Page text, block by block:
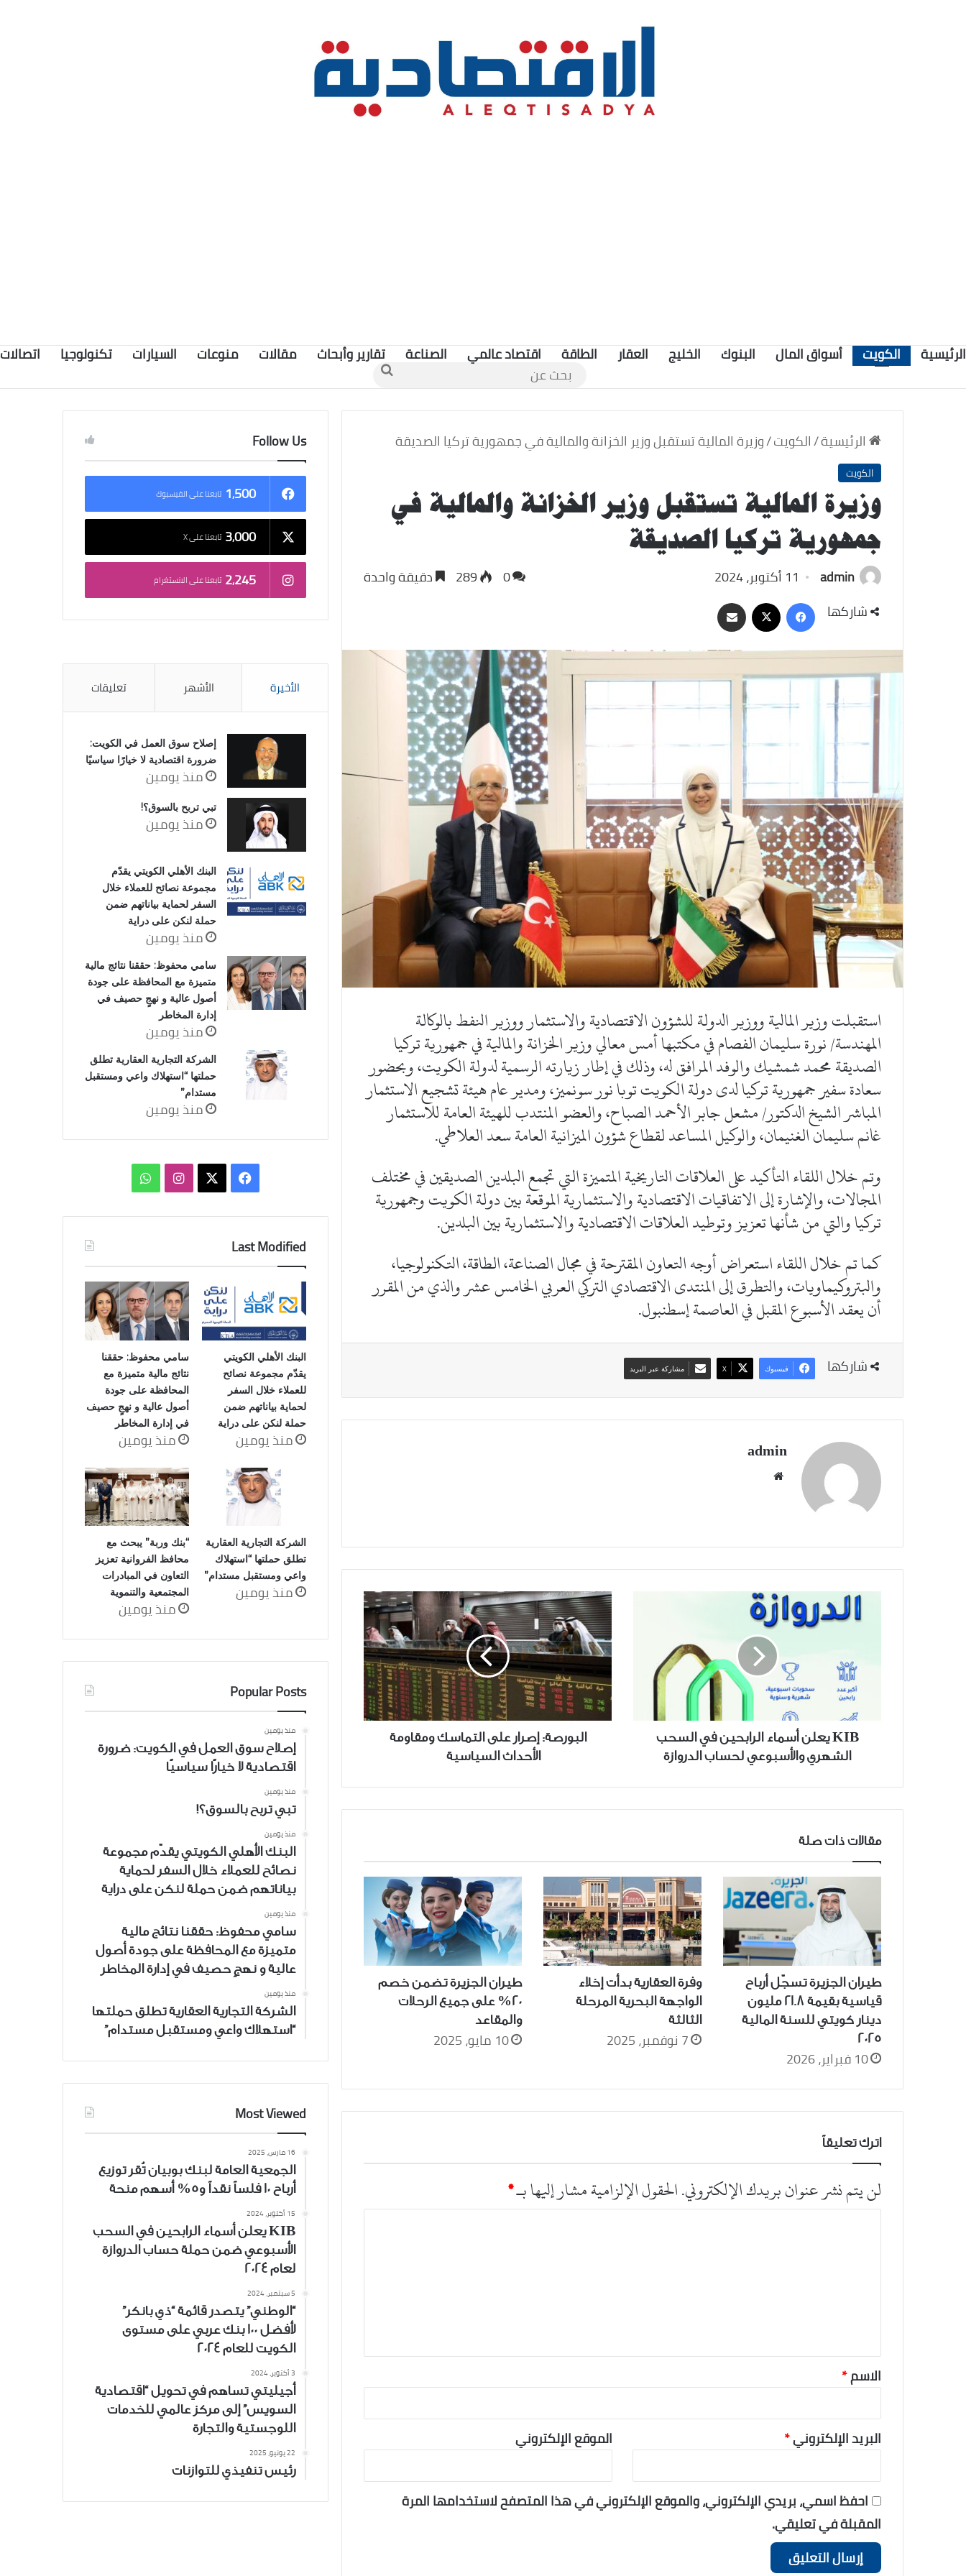
الرئيسية الكويت أسواق المال البنوك الخليج العقار الطاقة اقتصاد عالمي الصناعة تقارير وأبحاث مقالات منوعات السيارات تكنولوجيا اتصالات
بحث
عن
الرئيسية/الكويت/وزيرة المالية تستقبل وزير الخزانة والمالية في جمهورية تركيا الصديقة
الكويت
وزيرة المالية تستقبل وزير الخزانة والمالية في
جمهورية تركيا الصديقة
admin 11 أكتوبر، 2024 0
289
دقيقة واحدة
شاركها
فيسبوك
‫X مشاركة
عبر
البريد
استقبلت وزير المالية ووزير الدولة للشؤون الاقتصادية والاستثمار ووزير النفط بالوكالة
المهندسة/ نورة سليمان الفصام في مكتبها أمس معالي وزير الخزانة والمالية في جمهورية تركيا
الصديقة محمد شمشيك والوفد المرافق له، وذلك في إطار زيارته الرسمية لدولة الكويت، وبحضور
سعادة سفير جمهورية تركيا لدى دولة الكويت توبا نور سونميز، ومدير عام هيئة تشجيع الاستثمار
المباشر الشيخ الدكتور/ مشعل جابر الأحمد الصباح، والعضو المنتدب للهيئة العامة للاستثمار
غانم سليمان الغنيمان، والوكيل المساعد لقطاع شؤون الميزانية العامة سعد العلاطي.
وتم خلال اللقاء التأكيد على العلاقات التاريخية المتميزة التي تجمع البلدين الصديقين في مختلف
المجالات، والإشارة إلى الاتفاقيات الاقتصادية والاستثمارية الموقعة بين دولة الكويت وجمهورية
تركيا والتي من شأنها تعزيز وتوطيد العلاقات الاقتصادية والاستثمارية بين البلدين.
كما تم خلال اللقاء استعراض أوجه التعاون المقترحة في مجال الصناعة، الطاقة، التكنولوجيا،
والبتروكيماويات، والتطرق إلى المنتدى الاقتصادي التركي العربي الخامس عشر والذي من المقرر
أن يعقد الأسبوع المقبل في العاصمة إسطنبول.
شاركها فيسبوك ‫X مشاركة عبر البريد
admin
KIB
يعلن
السحب
الشهري
والأسبوعي
لحساب
الدروازة
KIB يعلن أسماء الرابحين في السحب
الشهري والأسبوعي لحساب الدروازة
البورصة:
إصرار
على
التماسك
ومقاومة
الأحداث
السياسية
البورصة: إصرار على التماسك ومقاومة
الأحداث السياسية
مقالات ذات صلة
طيران الجزيرة تسجّل أرباح
قياسية بقيمة 21.8 مليون
دينار كويتي للسنة المالية
2025
10 فبراير، 2026
وفرة العقارية بدأت إخلاء
الواجهة البحرية المرحلة
الثالثة
7 نوفمبر، 2025
طيران الجزيرة تضمن خصم
20% على جميع الرحلات
والمقاعد
10 مايو، 2025
اترك تعليقاً
لن يتم نشر عنوان بريدك الإلكتروني.الحقول الإلزامية مشار إليها بـ*
ا
الاسم*
البريد الإلكتروني* الموقع الإلكتروني
احفظ اسمي، بريدي الإلكتروني، والموقع الإلكتروني في هذا المتصفح لاستخدامها المرة
المقبلة في تعليقي.
Follow Us
1٬500 تابعنا على الفيسبوك
3٬000 تابعنا على X
2٬245 تابعنا على الانستغرام
الأخيرة الأشهر تعليقات
إصلاح سوق العمل في الكويت:
ضرورة اقتصادية لا خيارًا سياسيًا
منذ يومين
تبي تربح بالسوق؟!
منذ يومين
البنك الأهلي الكويتي يقدّم
مجموعة نصائح للعملاء خلال
السفر لحماية بياناتهم ضمن
حملة لنكن على دراية
منذ يومين
سامي محفوظ: حققنا نتائج مالية
متميزة مع المحافظة على جودة
أصول عالية و نهجٍ حصيف في
إدارة المخاطر
منذ يومين
الشركة التجارية العقارية تطلق
حملتها “استهلاك واعي ومستقبل
مستدام”
منذ يومين
فيسبوك انستقرامواتساب
Last Modified
البنك الأهلي الكويتي
يقدّم مجموعة نصائح
للعملاء خلال السفر
لحماية بياناتهم ضمن
حملة لنكن على دراية
منذ يومين
سامي محفوظ: حققنا
نتائج مالية متميزة مع
المحافظة على جودة
أصول عالية و نهجٍ حصيف
في إدارة المخاطر
منذ يومين
الشركة التجارية العقارية
تطلق حملتها “استهلاك
واعي ومستقبل مستدام”
منذ يومين
“بنك وربة” يبحث مع
محافظ الفروانية تعزيز
التعاون في المبادرات
المجتمعية والتنموية
منذ يومين
Popular Posts
منذ يومين
إصلاح سوق العمل في الكويت: ضرورة
اقتصادية لا خيارًا سياسيًا
منذ يومين
تبي تربح بالسوق؟!
منذ يومين
البنك الأهلي الكويتي يقدّم مجموعة
نصائح للعملاء خلال السفر لحماية
بياناتهم ضمن حملة لنكن على دراية
منذ يومين
سامي محفوظ: حققنا نتائج مالية
متميزة مع المحافظة على جودة أصول
عالية و نهجٍ حصيف في إدارة المخاطر
منذ يومين
الشركة التجارية العقارية تطلق حملتها
“استهلاك واعي ومستقبل مستدام”
Most Viewed
16 مارس، 2025
الجمعية العامة لبنك بوبيان تُقر توزيع
أرباح 10 فلساً نقداً و5% أسهم منحة
15 أكتوبر، 2024
KIB يعلن أسماء الرابحين في السحب
الأسبوعي ضمن حملة حساب الدروازة
لعام 2024
5 سبتمبر، 2024
“الوطني” يتصدر قائمة “ذي بانكر”
لأفضل 100 بنك عربي على مستوى
الكويت للعام 2024
3 أكتوبر، 2024
أجيليتي تساهم في تحويل “اقتصادية
السويس” إلى مركز عالمي للخدمات
اللوجستية والتجارة
22 يونيو، 2025
رئيس تنفيذي للتوازنات